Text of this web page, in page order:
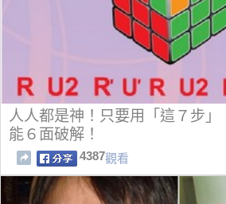
人人都是神！只要用「這７步
能６面破解！
4387觀看